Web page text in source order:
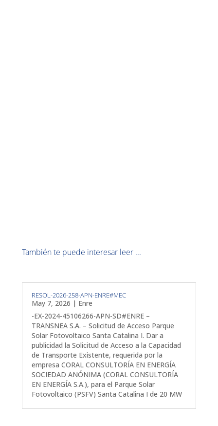
También te puede interesar leer ...
RESOL-2026-258-APN-ENRE#MEC
May 7, 2026 | Enre
-EX-2024-45106266-APN-SD#ENRE –
TRANSNEA S.A. – Solicitud de Acceso Parque
Solar Fotovoltaico Santa Catalina I. Dar a
publicidad la Solicitud de Acceso a la Capacidad
de Transporte Existente, requerida por la
empresa CORAL CONSULTORÍA EN ENERGÍA
SOCIEDAD ANÓNIMA (CORAL CONSULTORÍA
EN ENERGÍA S.A.), para el Parque Solar
Fotovoltaico (PSFV) Santa Catalina I de 20 MW